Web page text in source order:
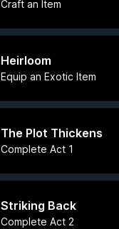
Craft an Item
Heirloom
Equip an Exotic Item
The Plot Thickens
Complete Act 1
Striking Back
Complete Act 2